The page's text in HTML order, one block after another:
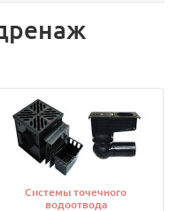
Системы точечного
водоотвода